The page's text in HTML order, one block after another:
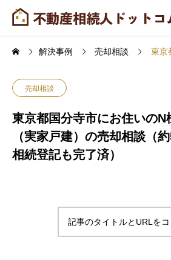
解決事例 売却相談 東京
売却相談
東京都国分寺市にお住いのN
（実家戸建）の売却相談（
相続登記も完了済）
記事のタイトルとURLを